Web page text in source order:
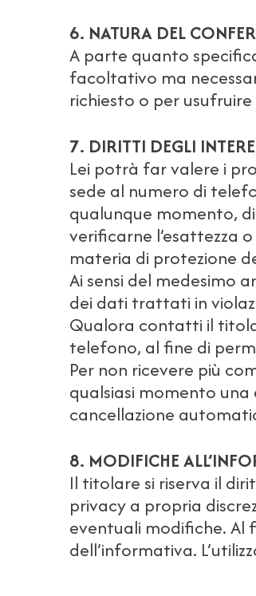
6. NATURA DEL
A parte quanto
facoltativo ma
richiesto o per
7. DIRITTI DEGLI
Lei potrà far valere i
sede al numero di
qualunque momento,
verificarne l’esattezza
materia di protezione
Ai sensi del medesimo
dei dati trattati in
Qualora contatti il
telefono, al fine di
Per non ricevere più
qualsiasi momento una
cancellazione
8. MODIFICHE
Il titolare si riserva il
privacy a propria
eventuali modifiche. Al
dell’informativa.